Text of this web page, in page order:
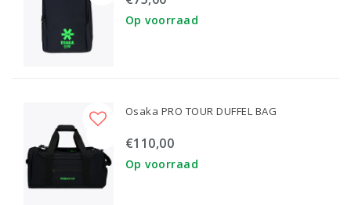
Op voorraad
Osaka PRO TOUR DUFFEL BAG
€110,00
Op voorraad